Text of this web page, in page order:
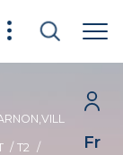
Fr
T2